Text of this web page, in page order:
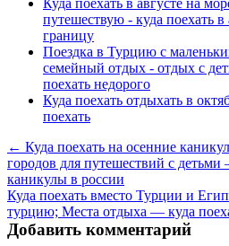
Куда поехать в августе на
путешествую - куда поехать в
границу
Поездка в Турцию с
семейный отдых - отдых с
поехать недорого
Куда поехать отдыхать в
поехать
← Куда поехать на осенние
городов для путешествий с
каникулы в россии
Куда поехать вместо Турции и
турцию; Места отдыха — куда
Добавить комментарий